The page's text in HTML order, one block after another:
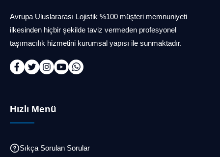
Avrupa Uluslararası Lojistik %100 müşteri memnuniyeti
ilkesinden hiçbir şekilde taviz vermeden profesyonel
taşımacılık hizmetini kurumsal yapısı ile sunmaktadır.
Hızlı Menü
Sıkça Sorulan Sorular